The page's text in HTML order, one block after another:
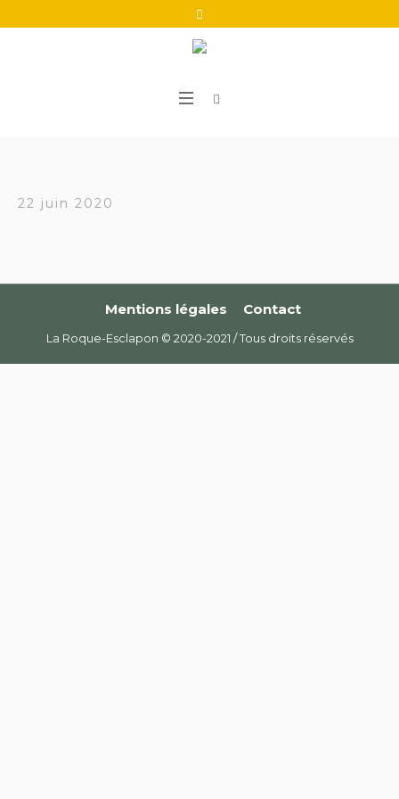
22 juin 2020
Mentions légales Contact
La Roque-Esclapon © 2020-2021 / Tous droits réservés